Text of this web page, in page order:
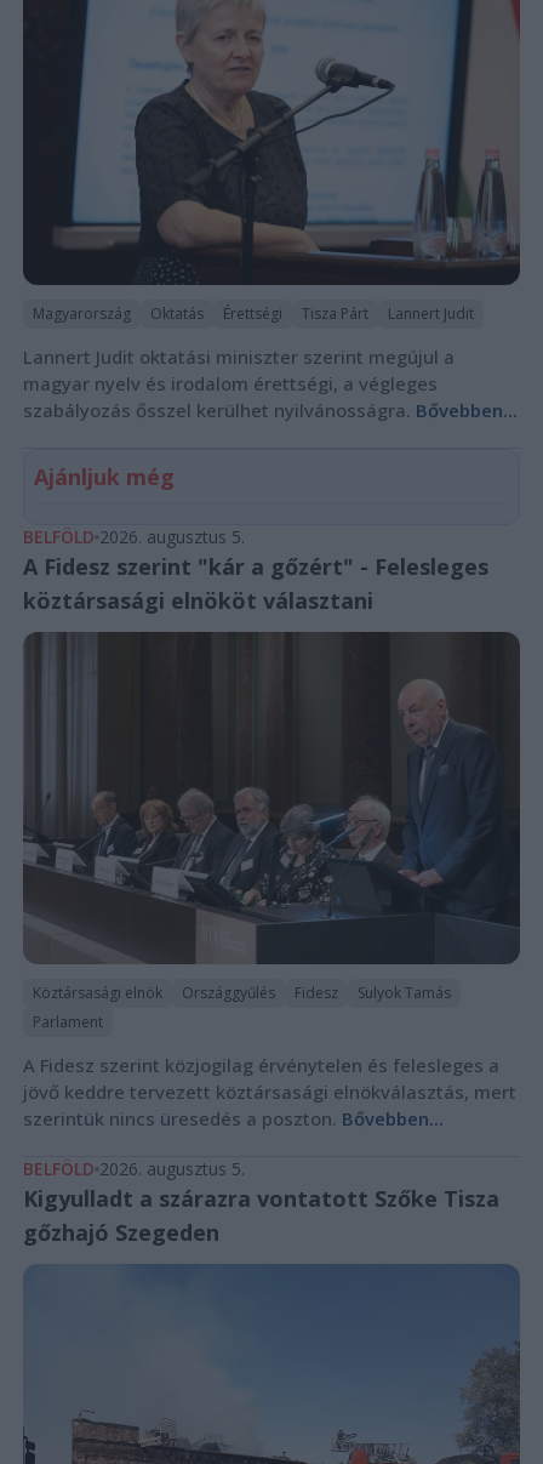
Magyarország Oktatás Érettségi Tisza Párt Lannert Judit
Lannert Judit oktatási miniszter szerint megújul a
magyar nyelv és irodalom érettségi, a végleges
szabályozás ősszel kerülhet nyilvánosságra. Bővebben...
Ajánljuk még
BELFÖLD 2026. augusztus 5.
A Fidesz szerint "kár a gőzért" - Felesleges
köztársasági elnököt választani
Köztársasági elnök Országgyűlés Fidesz
Sulyok Tamás
Parlament
A Fidesz szerint közjogilag érvénytelen és felesleges a
jövő keddre tervezett köztársasági elnökválasztás, mert
szerintük nincs üresedés a poszton. Bővebben...
BELFÖLD 2026. augusztus 5.
Kigyulladt a szárazra vontatott Szőke Tisza
gőzhajó Szegeden